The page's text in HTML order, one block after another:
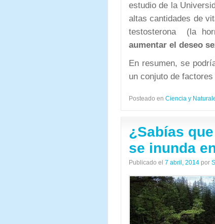
estudio de la
altas cantidades de
testosterona (la
aumentar el deseo
En resumen, se
un conjuto de
Posteado en Ciencia y
¿Sabías
se inunda
Publicado el 7 abril, 2014 por